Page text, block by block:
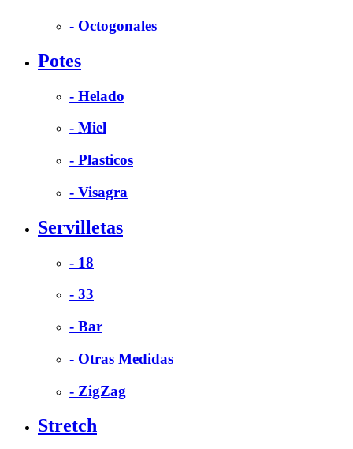
- Octogonales
Potes
- Helado
- Miel
- Plasticos
- Visagra
Servilletas
- 18
- 33
- Bar
- Otras Medidas
- ZigZag
Stretch